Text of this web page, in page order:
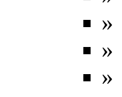
»
»
»